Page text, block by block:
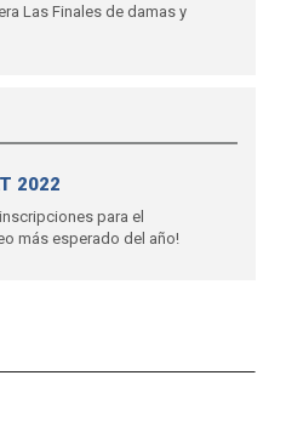
Las Finales de damas y
2022
para el
más esperado del año!